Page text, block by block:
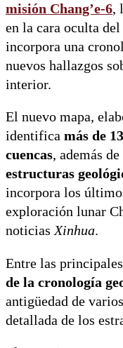
misión Chang’e-6,
en la cara oculta
incorpora una
nuevos hallazgos
interior.
El nuevo mapa,
identifica más de
cuencas, además
estructuras
incorpora los
exploración lunar
noticias Xinhua.
Entre las
de la cronología
antigüedad de
detallada de los